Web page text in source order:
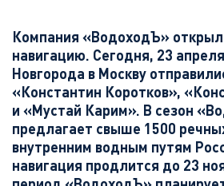
Компания «ВодоходЪ»
навигацию. Сегодня, 23
Новгорода в Москву
«Константин Коротков»,
и «Мустай Карим». В сезон
предлагает свыше 1500
внутренним водным путям
навигация продлится до 23